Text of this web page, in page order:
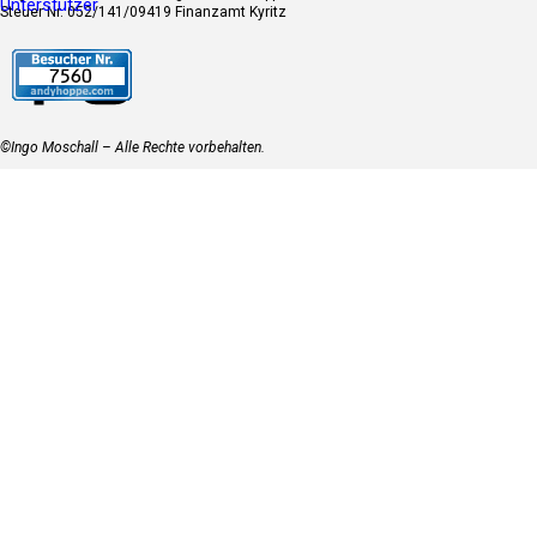
Steuer Nr. 052/141/09419 Finanzamt Kyritz
Unterstützer
©Ingo Moschall – Alle Rechte vorbehalten.